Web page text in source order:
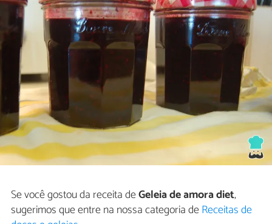
Se você gostou da receita deGeleia de amora diet,
sugerimos que entre na nossa categoria deReceitas de